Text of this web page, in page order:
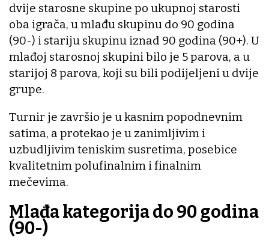
dvije starosne skupine po ukupnoj starosti
oba igrača, u mlađu skupinu do 90 godina
(90-) i stariju skupinu iznad 90 godina (90+). U
mlađoj starosnoj skupini bilo je 5 parova, a u
starijoj 8 parova, koji su bili podijeljeni u dvije
grupe.
Turnir je završio je u kasnim popodnevnim
satima, a protekao je u zanimljivim i
uzbudljivim teniskim susretima, posebice
kvalitetnim polufinalnim i finalnim
mečevima.
Mlađa kategorija do 90 godina
(90-)